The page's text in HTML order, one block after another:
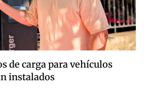
de carga para vehículos
instalados